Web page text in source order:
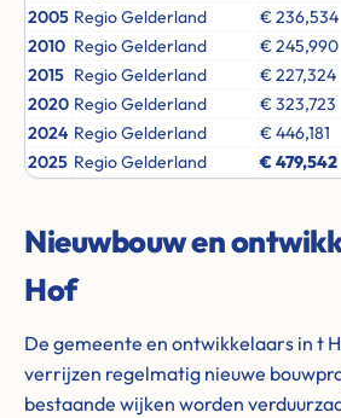
2005 Regio Gelderland
€ 236,534
2010 Regio Gelderland
€ 245,990
2015 Regio Gelderland
€ 227,324
2020 Regio Gelderland
€ 323,723
2024 Regio Gelderland
€ 446,181
2025 Regio Gelderland € 479,542
Nieuwbouw en
Hof
De gemeente en ontwikkelaars in t
verrijzen regelmatig nieuwe
bestaande wijken worden